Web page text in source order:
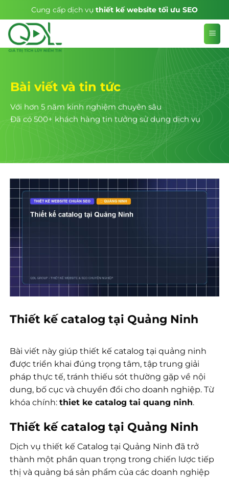
to
content
Cung cấp dịch vụ thiết kế website tối ưu SEO
Bài viết và tin tức
Với hơn 5 năm kinh nghiệm chuyên sâu
Đã có 500+ khách hàng tin tưởng sử dụng dịch vụ
Thiết kế catalog tại Quảng Ninh
Bài viết này giúp thiết kế catalog tại quảng ninh
được triển khai đúng trọng tâm, tập trung giải
pháp thực tế, tránh thiếu sót thường gặp về nội
dung, bố cục và chuyển đổi cho doanh nghiệp. Từ
khóa chính:thiet ke catalog tai quang ninh.
Thiết kế catalog tại Quảng Ninh
Dịch vụ thiết kế Catalog tại Quảng Ninh đã trở
thành một phần quan trọng trong chiến lược tiếp
thị và quảng bá sản phẩm của các doanh nghiệp